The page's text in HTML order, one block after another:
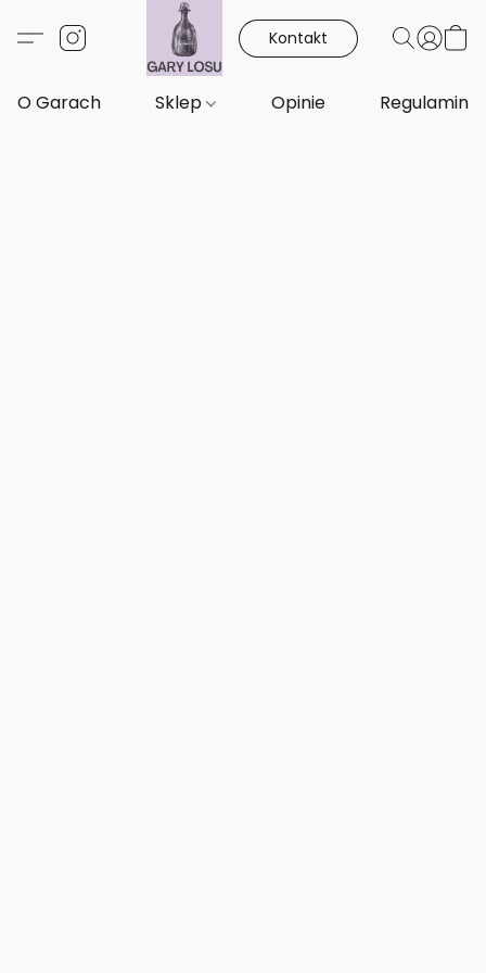
Kontakt
O Garach Sklep Opinie Regulamin